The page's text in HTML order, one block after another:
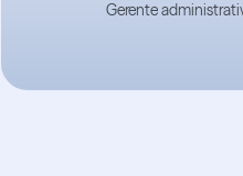
Gerente